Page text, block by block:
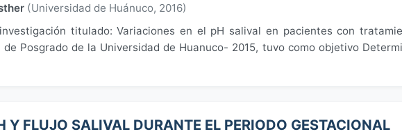
(Universidad de Huánuco, 2016)
titulado: Variaciones en el pH salival en pacientes con
Posgrado de la Universidad de Huanuco- 2015, tuvo como objetivo
Y FLUJO SALIVAL DURANTE EL PERIODO GESTACIONAL